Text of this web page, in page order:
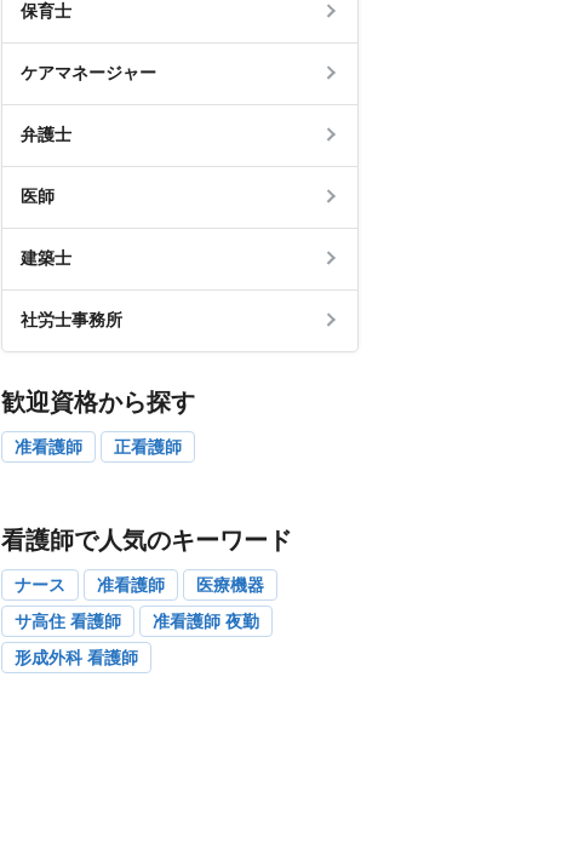
保育士
ケアマネージャー
弁護士
医師
建築士
社労士事務所
歓迎資格から探す
准看護師 正看護師
看護師で人気のキーワード
ナース 准看護師
医療機器
サ高住 看護師
准看護師 夜勤
形成外科 看護師